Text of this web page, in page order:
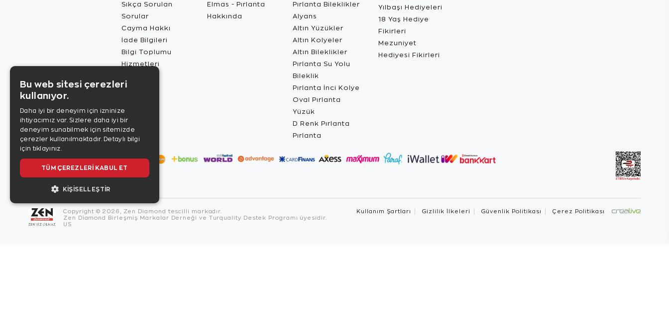
Sıkça Sorulan
Sorular
Cayma Hakkı
İade Bilgileri
Bilgi Toplumu
Hizmetleri
Elmas - Pırlanta
Hakkında
Pırlanta Bileklikler
Alyans
Altın Yüzükler
Altın Kolyeler
Altın Bileklikler
Pırlanta Su Yolu
Bileklik
Pırlanta İnci Kolye
Oval Pırlanta
Yüzük
D Renk Pırlanta
Pırlanta
Yılbaşı Hediyeleri
18 Yaş Hediye
Fikirleri
Mezuniyet
Hediyesi Fikirleri
Copyright © 2026, Zen Diamond tescilli markadır.
Zen Diamond Birleşmiş Markalar Derneği ve Turquality Destek Programı üyesidir.
US
Kullanım Şartları Gizlilik İlkeleri Güvenlik Politikası Çerez Politikası
Bu web sitesi çerezleri
kullanıyor.
Daha iyi bir deneyim için izninize
ihtiyacımız var. Sizlere daha iyi bir
deneyim sunabilmek için sitemizde
çerezler kullanılmaktadır. Detaylı bilgi
için tıklayınız.
TÜM ÇEREZLERI KABUL ET
KIŞISELLEŞTIR